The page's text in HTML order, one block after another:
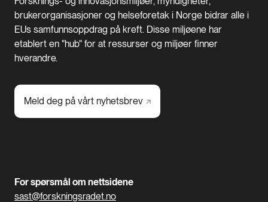
brukerorganisasjoner og helseforetak i Norge bidrar alle i
EUs samfunnsoppdrag på kreft. Disse miljøene har
etablert en "hub" for at ressurser og miljøer finner
hverandre.
Meld deg på vårt nyhetsbrev
For spørsmål om nettsidene
sast@forskningsradet.no